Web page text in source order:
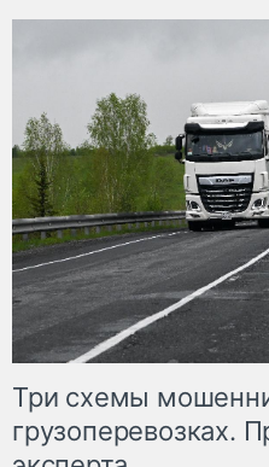
Три схемы
грузоперевозках.